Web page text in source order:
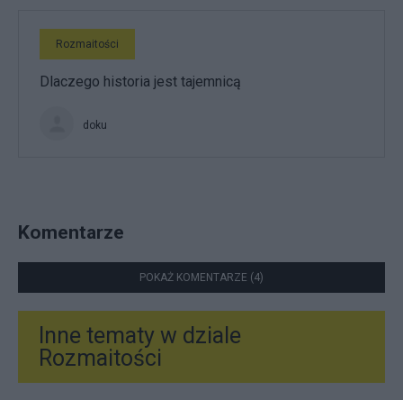
Rozmaitości
Dlaczego historia jest tajemnicą
doku
Komentarze
POKAŻ KOMENTARZE (4)
Inne tematy w dziale
Rozmaitości